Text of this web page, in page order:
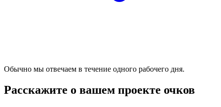
Обычно мы отвечаем в течение одного рабочего дня.
Расскажите о вашем проекте очков